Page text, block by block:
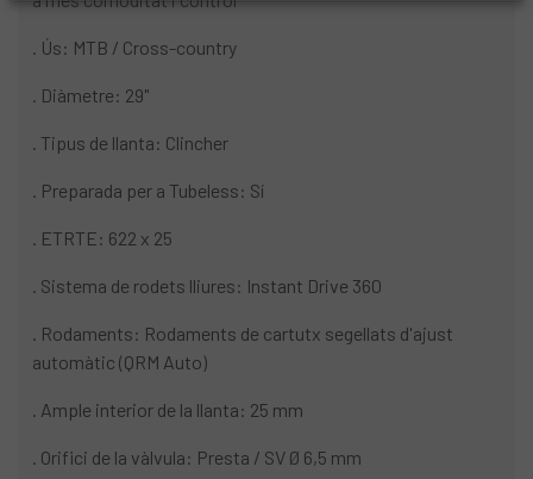
. Ús: MTB / Cross-country
. Diàmetre: 29"
. Tipus de llanta: Clincher
. Preparada per a Tubeless: Sí
. ETRTE: 622 x 25
. Sistema de rodets lliures: Instant Drive 360
. Rodaments: Rodaments de cartutx segellats d'ajust
automàtic (QRM Auto)
. Ample interior de la llanta: 25 mm
. Orifici de la vàlvula: Presta / SV Ø 6,5 mm